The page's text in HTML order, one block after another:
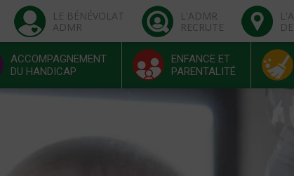
LE BÉNÉVOLAT
ADMR
L'ADMR
RECRUTE
ACCOMPAGNEMENT
DU HANDICAP
ENFANCE ET
PARENTALITÉ